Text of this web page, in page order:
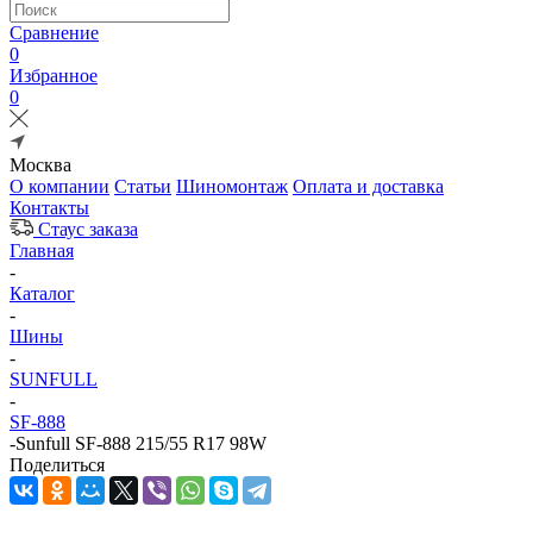
Сравнение
0
Избранное
0
Москва
О компании Статьи Шиномонтаж Оплата и доставка
Контакты
Стаус заказа
Главная
-
Каталог
-
Шины
-
SUNFULL
-
SF-888
-Sunfull SF-888 215/55 R17 98W
Поделиться